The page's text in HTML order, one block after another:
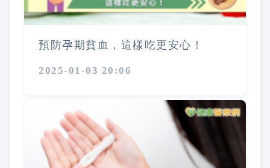
預防孕期貧血，這樣吃更安心！
2025-01-03 20:06